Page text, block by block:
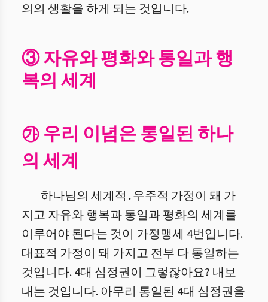
의의 생활을 하게 되는 것입니다.
③ 자유와 평화와 통일과 행
복의 세계
㉮ 우리 이념은 통일된 하나
의 세계
하나님의 세계적․우주적 가정이 돼 가
지고 자유와 행복과 통일과 평화의 세계를
이루어야 된다는 것이 가정맹세 4번입니다.
대표적 가정이 돼 가지고 전부 다 통일하는
것입니다. 4대 심정권이 그렇잖아요? 내보
내는 것입니다. 아무리 통일된 4대 심정권을